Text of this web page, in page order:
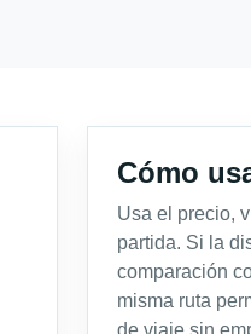
Cómo
Usa el precio,
partida. Si la
comparación
misma ruta
de viaje sin